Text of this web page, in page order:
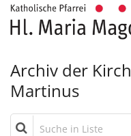
Zum Inhalt springen
Archiv der
Martinus
Suche in Liste